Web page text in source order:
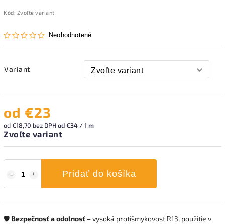
Kód: Zvoľte variant
Neohodnotené
Variant
od €23
od€18,70 bez DPHod €34 / 1 m
Zvoľte variant
Pridať do košíka
🛡️ Bezpečnosť a odolnosť – vysoká protišmykovosť R13, použitie v